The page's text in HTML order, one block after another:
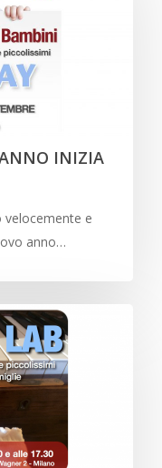
INIZIA
velocemente e
anno…